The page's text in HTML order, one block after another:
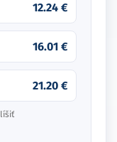
12.24 €
16.01 €
21.20 €